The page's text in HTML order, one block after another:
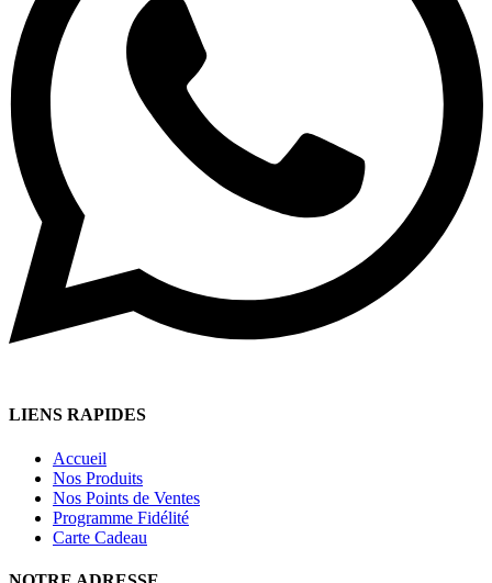
LIENS RAPIDES
Accueil
Nos Produits
Nos Points de Ventes
Programme Fidélité
Carte Cadeau